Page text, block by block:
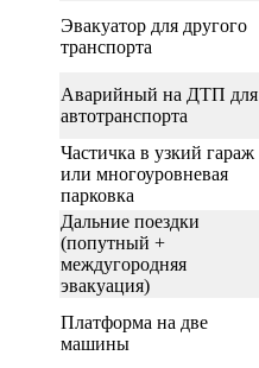
Эвакуатор для другого
транспорта
Аварийный на ДТП для
автотранспорта
Частичка в узкий гараж
или многоуровневая
парковка
Дальние поездки
(попутный +
междугородняя
эвакуация)
Платформа на две
машины